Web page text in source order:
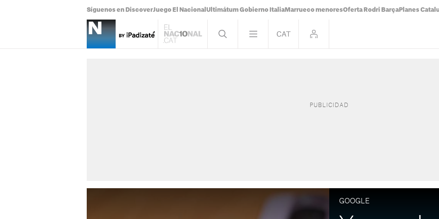
Síguenos en DiscoverJuego El Nacional Ultimátum Gobierno Italia Marrueco menoresOferta Rodri Barça Planes
GOOGLE